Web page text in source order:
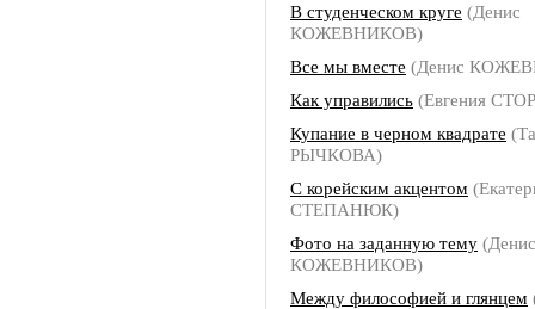
В студенческом круге (Денис
КОЖЕВНИКОВ)
Все мы вместе (Денис
Как управились (Евгения
Купание в черном квадрате
РЫЧКОВА)
С корейским акцентом
СТЕПАНЮК)
Фото на заданную тему (Денис
КОЖЕВНИКОВ)
Между философией и глянцем